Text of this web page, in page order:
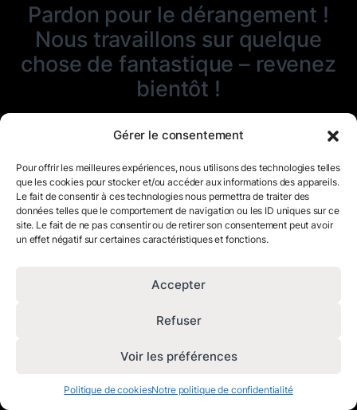
Gérer le consentement
Pour offrir les meilleures expériences, nous utilisons des technologies telles
que les cookies pour stocker et/ou accéder aux informations des appareils.
Le fait de consentir à ces technologies nous permettra de traiter des
données telles que le comportement de navigation ou les ID uniques sur ce
site. Le fait de ne pas consentir ou de retirer son consentement peut avoir
un effet négatif sur certaines caractéristiques et fonctions.
Accepter
Refuser
Voir les préférences
Politique de cookiesNotre politique de confidentialité
Pardon pour le dérangement !
Nous travaillons sur quelque
chose de fantastique – revenez
bientôt !